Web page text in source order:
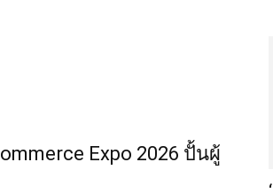
Expo 2026 ปั้นผู้